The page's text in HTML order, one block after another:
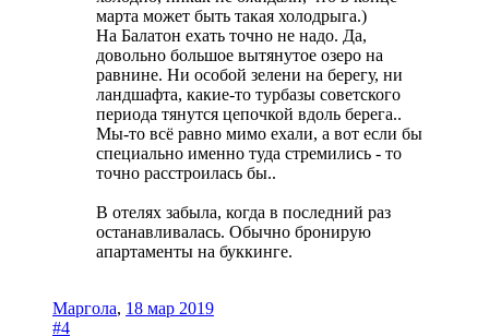
марта может быть такая холодрыга.)
На Балатон ехать точно не надо. Да,
довольно большое вытянутое озеро на
равнине. Ни особой зелени на берегу, ни
ландшафта, какие-то турбазы советского
периода тянутся цепочкой вдоль берега..
Мы-то всё равно мимо ехали, а вот если бы
специально именно туда стремились - то
точно расстроилась бы..
В отелях забыла, когда в последний раз
останавливалась. Обычно бронирую
апартаменты на буккинге.
Маргола, 18 мар 2019
#4